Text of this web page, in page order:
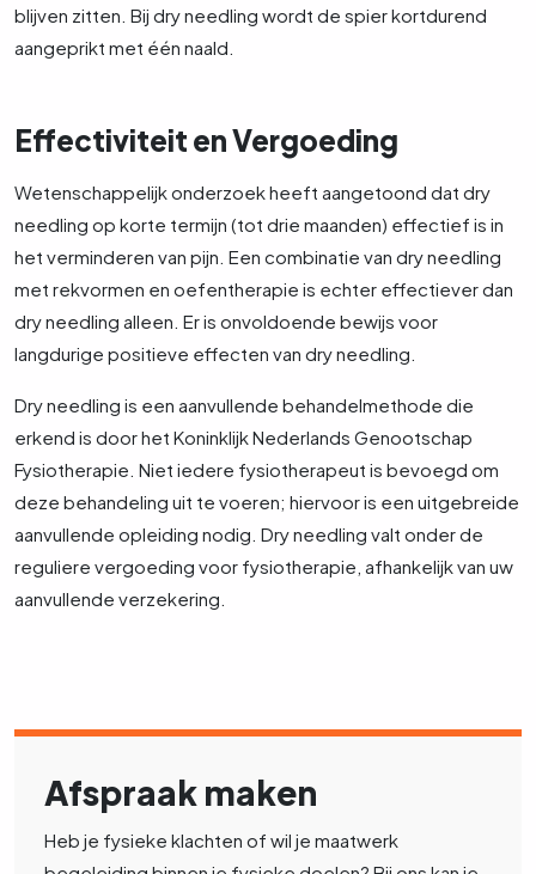
blijven zitten. Bij dry needling wordt de spier kortdurend
aangeprikt met één naald.
Effectiviteit en Vergoeding
Wetenschappelijk onderzoek heeft aangetoond dat dry
needling op korte termijn (tot drie maanden) effectief is in
het verminderen van pijn. Een combinatie van dry needling
met rekvormen en oefentherapie is echter effectiever dan
dry needling alleen. Er is onvoldoende bewijs voor
langdurige positieve effecten van dry needling.
Dry needling is een aanvullende behandelmethode die
erkend is door het Koninklijk Nederlands Genootschap
Fysiotherapie. Niet iedere fysiotherapeut is bevoegd om
deze behandeling uit te voeren; hiervoor is een uitgebreide
aanvullende opleiding nodig. Dry needling valt onder de
reguliere vergoeding voor fysiotherapie, afhankelijk van uw
aanvullende verzekering.
Afspraak maken
Heb je fysieke klachten of wil je maatwerk